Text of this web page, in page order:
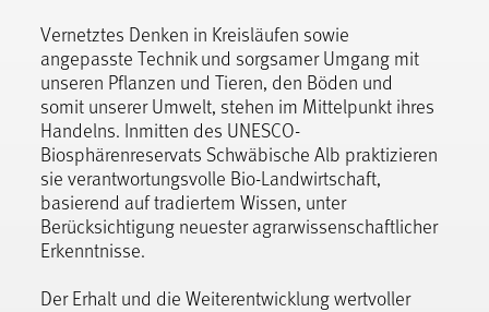
Vernetztes Denken in Kreisläufen sowie
angepasste Technik und sorgsamer Umgang mit
unseren Pflanzen und Tieren, den Böden und
somit unserer Umwelt, stehen im Mittelpunkt ihres
Handelns. Inmitten des UNESCO-
Biosphärenreservats Schwäbische Alb praktizieren
sie verantwortungsvolle Bio-Landwirtschaft,
basierend auf tradiertem Wissen, unter
Berücksichtigung neuester agrarwissenschaftlicher
Erkenntnisse.
Der Erhalt und die Weiterentwicklung wertvoller